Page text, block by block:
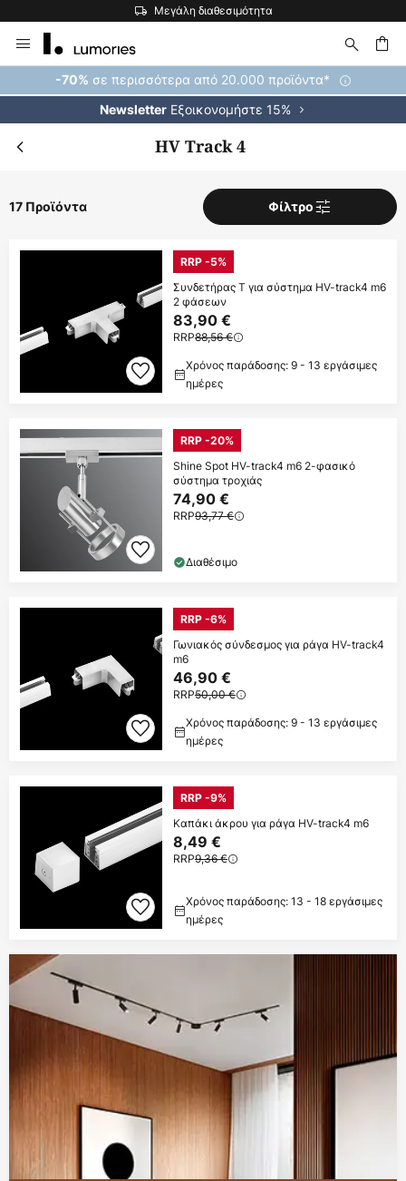
Μεγάλη διαθεσιμότητα
Μετάβαση
στο
περιεχόμενο
-70% σε περισσότερα από 20.000 προϊόντα*
Newsletter Εξοικονομήστε 15%
HV Track 4
17 Προϊόντα Φίλτρο
RRP -5%
Συνδετήρας Τ για σύστημα HV-track4 m6
2 φάσεων
83,90 €
RRP88,56 €
Χρόνος παράδοσης: 9 - 13 εργάσιμες
ημέρες
RRP -20%
Shine Spot HV-track4 m6 2-φασικό
σύστημα τροχιάς
74,90 €
RRP93,77 €
Διαθέσιμο
RRP -6%
Γωνιακός σύνδεσμος για ράγα HV-track4
m6
46,90 €
RRP50,00 €
Χρόνος παράδοσης: 9 - 13 εργάσιμες
ημέρες
RRP -9%
Καπάκι άκρου για ράγα HV-track4 m6
8,49 €
RRP9,36 €
Χρόνος παράδοσης: 13 - 18 εργάσιμες
ημέρες